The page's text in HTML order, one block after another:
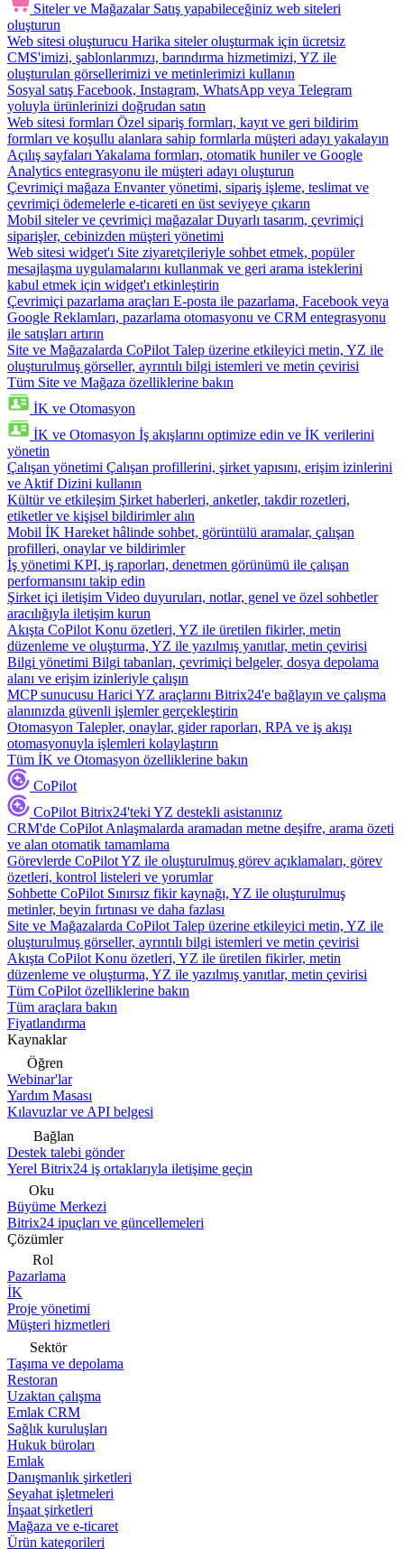
Siteler ve Mağazalar Satış yapabileceğiniz web siteleri
oluşturun
Web sitesi oluşturucu Harika siteler oluşturmak için ücretsiz
CMS'imizi, şablonlarımızı, barındırma hizmetimizi, YZ ile
oluşturulan görsellerimizi ve metinlerimizi kullanın
Sosyal satış Facebook, Instagram, WhatsApp veya Telegram
yoluyla ürünlerinizi doğrudan satın
Web sitesi formları Özel sipariş formları, kayıt ve geri bildirim
formları ve koşullu alanlara sahip formlarla müşteri adayı yakalayın
Açılış sayfaları Yakalama formları, otomatik huniler ve Google
Analytics entegrasyonu ile müşteri adayı oluşturun
Çevrimiçi mağaza Envanter yönetimi, sipariş işleme, teslimat ve
çevrimiçi ödemelerle e-ticareti en üst seviyeye çıkarın
Mobil siteler ve çevrimiçi mağazalar Duyarlı tasarım, çevrimiçi
siparişler, cebinizden müşteri yönetimi
Web sitesi widget'ı Site ziyaretçileriyle sohbet etmek, popüler
mesajlaşma uygulamalarını kullanmak ve geri arama isteklerini
kabul etmek için widget'ı etkinleştirin
Çevrimiçi pazarlama araçları E-posta ile pazarlama, Facebook veya
Google Reklamları, pazarlama otomasyonu ve CRM entegrasyonu
ile satışları artırın
Site ve Mağazalarda CoPilot Talep üzerine etkileyici metin, YZ ile
oluşturulmuş görseller, ayrıntılı bilgi istemleri ve metin çevirisi
Tüm Site ve Mağaza özelliklerine bakın
İK ve Otomasyon
İK ve Otomasyon İş akışlarını optimize edin ve İK verilerini
yönetin
Çalışan yönetimi Çalışan profillerini, şirket yapısını, erişim izinlerini
ve Aktif Dizini kullanın
Kültür ve etkileşim Şirket haberleri, anketler, takdir rozetleri,
etiketler ve kişisel bildirimler alın
Mobil İK Hareket hâlinde sohbet, görüntülü aramalar, çalışan
profilleri, onaylar ve bildirimler
İş yönetimi KPI, iş raporları, denetmen görünümü ile çalışan
performansını takip edin
Şirket içi iletişim Video duyuruları, notlar, genel ve özel sohbetler
aracılığıyla iletişim kurun
Akışta CoPilot Konu özetleri, YZ ile üretilen fikirler, metin
düzenleme ve oluşturma, YZ ile yazılmış yanıtlar, metin çevirisi
Bilgi yönetimi Bilgi tabanları, çevrimiçi belgeler, dosya depolama
alanı ve erişim izinleriyle çalışın
MCP sunucusu Harici YZ araçlarını Bitrix24'e bağlayın ve çalışma
alanınızda güvenli işlemler gerçekleştirin
Otomasyon Talepler, onaylar, gider raporları, RPA ve iş akışı
otomasyonuyla işlemleri kolaylaştırın
Tüm İK ve Otomasyon özelliklerine bakın
CoPilot
CoPilot Bitrix24'teki YZ destekli asistanınız
CRM'de CoPilot Anlaşmalarda aramadan metne deşifre, arama özeti
ve alan otomatik tamamlama
Görevlerde CoPilotYZ ile oluşturulmuş görev açıklamaları, görev
özetleri, kontrol listeleri ve yorumlar
Sohbette CoPilot Sınırsız fikir kaynağı, YZ ile oluşturulmuş
metinler, beyin fırtınası ve daha fazlası
Site ve Mağazalarda CoPilot Talep üzerine etkileyici metin, YZ ile
oluşturulmuş görseller, ayrıntılı bilgi istemleri ve metin çevirisi
Akışta CoPilot Konu özetleri, YZ ile üretilen fikirler, metin
düzenleme ve oluşturma, YZ ile yazılmış yanıtlar, metin çevirisi
Tüm CoPilot özelliklerine bakın
Tüm araçlara bakın
Fiyatlandırma
Kaynaklar
Öğren
Webinar'lar
Yardım Masası
Kılavuzlar ve API belgesi
Bağlan
Destek talebi gönder
Yerel Bitrix24 iş ortaklarıyla iletişime geçin
Oku
Büyüme Merkezi
Bitrix24 ipuçları ve güncellemeleri
Çözümler
Rol
Pazarlama
İK
Proje yönetimi
Müşteri hizmetleri
Sektör
Taşıma ve depolama
Restoran
Uzaktan çalışma
Emlak CRM
Sağlık kuruluşları
Hukuk büroları
Emlak
Danışmanlık şirketleri
Seyahat işletmeleri
İnşaat şirketleri
Mağaza ve e-ticaret
Ürün kategorileri